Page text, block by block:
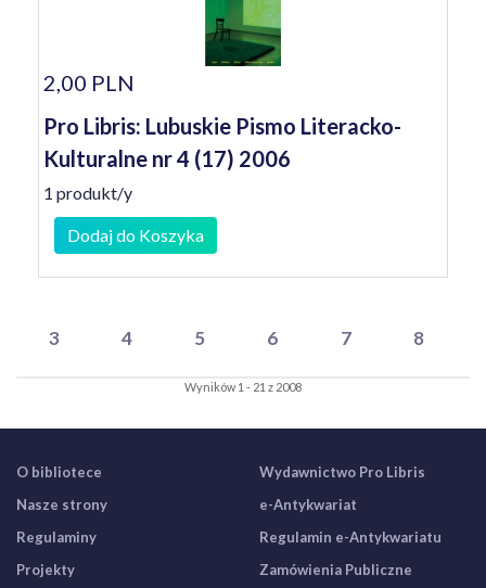
2,00 PLN
Pro Libris: Lubuskie Pismo Literacko-
Kulturalne nr 4 (17) 2006
1 produkt/y
Dodaj do Koszyka
3 4 5 6 7 8
Wyników 1 - 21 z 2008
O bibliotece
Nasze strony
Regulaminy
Projekty
Wydawnictwo Pro Libris
e-Antykwariat
Regulamin e-Antykwariatu
Zamówienia Publiczne